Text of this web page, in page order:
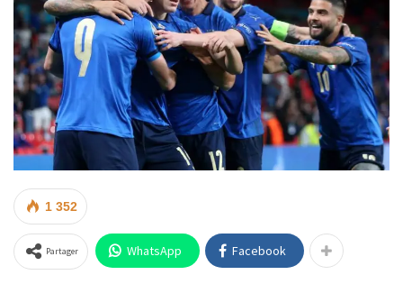
1 352
Partager WhatsApp Facebook